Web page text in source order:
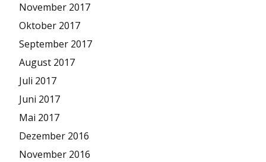
November 2017
Oktober 2017
September 2017
August 2017
Juli 2017
Juni 2017
Mai 2017
Dezember 2016
November 2016